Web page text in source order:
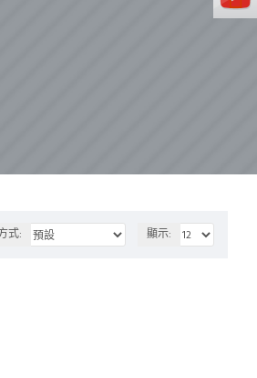
式: 顯示: